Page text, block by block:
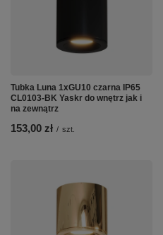
Tubka Luna 1xGU10 czarna IP65
CL0103-BK Yaskr do wnętrz jak i
na zewnątrz
153,00 zł / szt.